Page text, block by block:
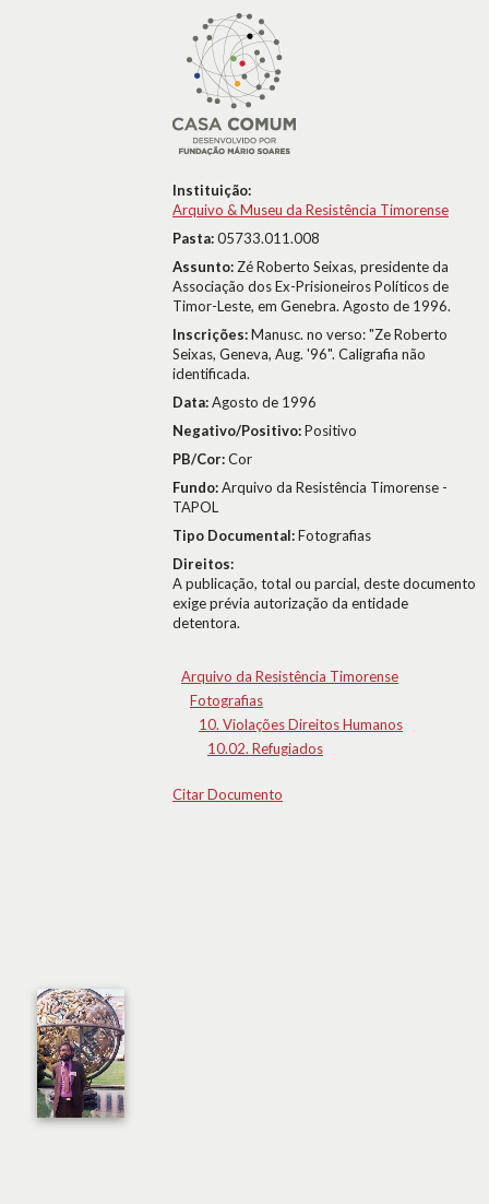
Instituição:
Arquivo & Museu da Resistência Timorense
Pasta:05733.011.008
Assunto: Zé Roberto Seixas, presidente da
Associação dos Ex-Prisioneiros Políticos de
Timor-Leste, em Genebra. Agosto de 1996.
Inscrições:Manusc. no verso: "Ze Roberto
Seixas, Geneva, Aug. '96". Caligrafia não
identificada.
Data:Agosto de 1996
Negativo/Positivo:Positivo
PB/Cor:Cor
Fundo:Arquivo da Resistência Timorense -
TAPOL
Tipo Documental:Fotografias
Direitos:
A publicação, total ou parcial, deste documento
exige prévia autorização da entidade
detentora.
Arquivo da Resistência Timorense
Fotografias
10. Violações Direitos Humanos
10.02. Refugiados
Citar Documento